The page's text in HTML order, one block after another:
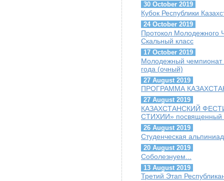
30 October 2019
Кубок Республики
24 October 2019
Протокол Молодежного
Скальный класс
17 October 2019
Молодежный чемпионат
года (очный)
27 August 2019
ПРОГРАММА
27 August 2019
КАЗАХСТАНСКИЙ
СТИХИИ» посвященный
26 August 2019
Студенческая
20 August 2019
Соболезнуем...
13 August 2019
Третий Этап